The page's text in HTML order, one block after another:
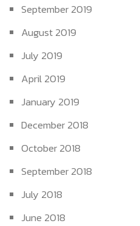
September 2019
August 2019
July 2019
April 2019
January 2019
December 2018
October 2018
September 2018
July 2018
June 2018